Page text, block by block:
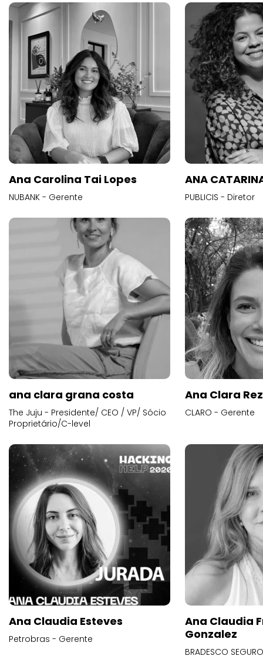
Ana Carolina Tai Lopes
NUBANK - Gerente
ANA
PUBLICIS - Diretor
ana clara grana costa
The Juju - Presidente/ CEO / VP/ Sócio
Proprietário/C-level
Ana Clara
CLARO - Gerente
Ana Claudia Esteves
Petrobras - Gerente
Ana Claudia
Gonzalez
BRADESCO